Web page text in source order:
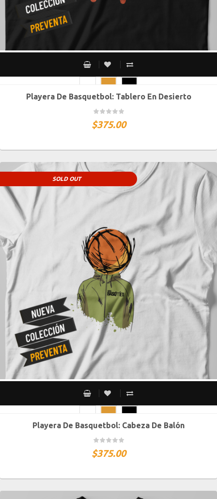
CH M G XG XXG
Playera De Basquetbol: Tablero En Desierto
$375.00
SOLD OUT
CH M G XG XXG
Playera De Basquetbol: Cabeza De Balón
$375.00